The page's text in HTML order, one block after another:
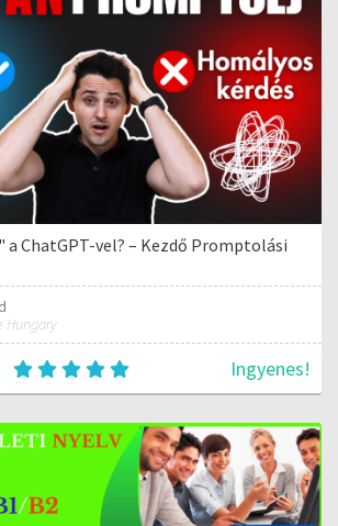
a ChatGPT-vel? – Kezdő Promptolási
Hungary
Ingyenes!